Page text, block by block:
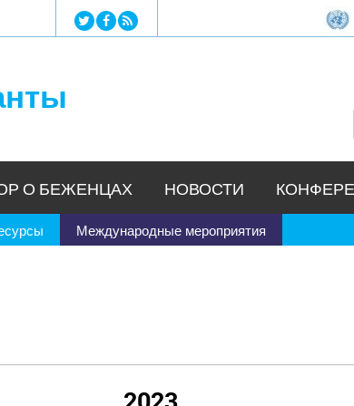
Jump to navigation
Международные мероприятия
О БЕЖЕНЦАХ НОВОСТИ